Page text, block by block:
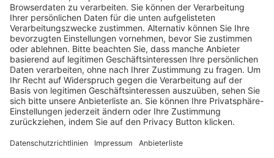
Trainerausbildung
Schulungsangebot Vereinsmitarbeiter
BFV-Geschäftsstellen
Trainerbörse
Login SpielPlus
FOLGE DEM BFV